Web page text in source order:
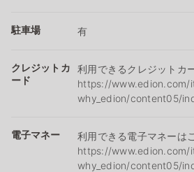
駐車場 有
クレジットカ
ード
利用できるクレジットカ
https://
why_edion/content05/
電子マネー
利用できる電子マネーは
https://
why_edion/content05/